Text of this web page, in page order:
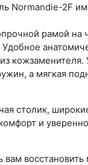
Normandie-2F
рамой на
кожзаменителя.
а мягкая
столик,
и
восстановить